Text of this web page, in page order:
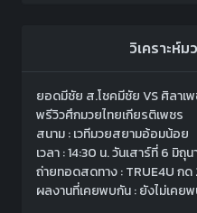
วิเคราะห์ม
ยอดมีชัย ส.โชคมีชัย VS ศิลาเ
พรีวิวศึกมวยไทยเกียรติเพชร
สนาม : เวทีมวยสยามอ้อมน้อย
เวลา : 14:30 น. วันเสาร์ที่ 6 มิถุ
ถ่ายทอดสดทาง : TRUE4U กด
ผลงานที่เคยพบกัน : ยังไม่เคย